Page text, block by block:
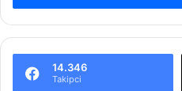
14.346
Takipci